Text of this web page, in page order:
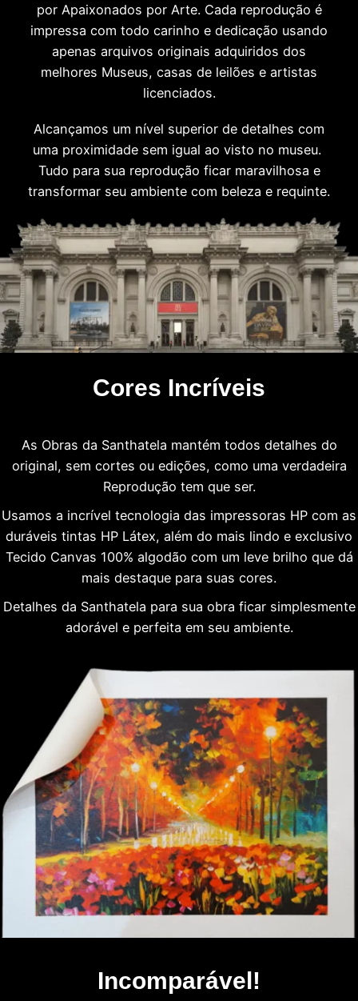
por Apaixonados por Arte. Cada reprodução é
impressa com todo carinho e dedicação usando
apenas arquivos originais adquiridos dos
melhores Museus, casas de leilões e artistas
licenciados.
Alcançamos um nível superior de detalhes com
uma proximidade sem igual ao visto no museu.
Tudo para sua reprodução ficar maravilhosa e
transformar seu ambiente com beleza e requinte.
Cores Incríveis
As Obras da Santhatela mantém todos detalhes do
original, sem cortes ou edições, como uma verdadeira
Reprodução tem que ser.
Usamos a incrível tecnologia das impressoras HP com as
duráveis tintas HP Látex, além do mais lindo e exclusivo
Tecido Canvas 100% algodão com um leve brilho que dá
mais destaque para suas cores.
Detalhes da Santhatela para sua obra ficar simplesmente
adorável e perfeita em seu ambiente.
Incomparável!